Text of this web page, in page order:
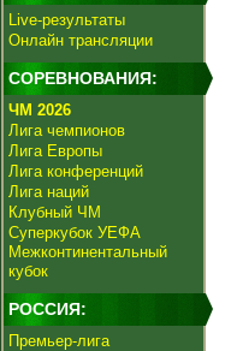
Live-результаты
Онлайн трансляции
СОРЕВНОВАНИЯ:
ЧМ 2026
Лига чемпионов
Лига Европы
Лига конференций
Лига наций
Клубный ЧМ
Суперкубок УЕФА
Межконтинентальный
кубок
РОССИЯ:
Премьер-лига